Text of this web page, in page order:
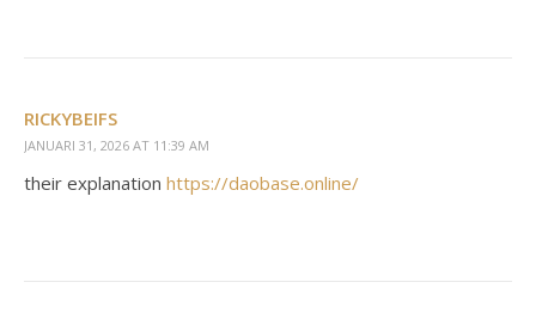
RICKYBEIFS
JANUARI 31, 2026 AT 11:39 AM
their explanation https://daobase.online/